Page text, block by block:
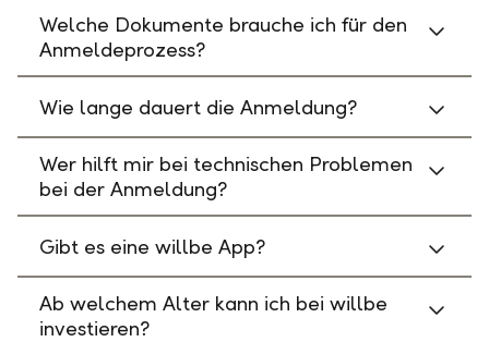
Welche Dokumente brauche ich für den
Anmeldeprozess?
Wie lange dauert die Anmeldung?
Wer hilft mir bei technischen Problemen
bei der Anmeldung?
Gibt es eine willbe App?
Ab welchem Alter kann ich bei willbe
investieren?